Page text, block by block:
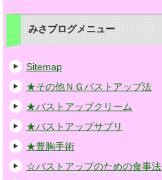
みさブログメニュー
Sitemap
★その他ＮＧバストアップ法
★バストアップクリーム
★バストアップサプリ
★豊胸手術
☆バストアップのための食事法